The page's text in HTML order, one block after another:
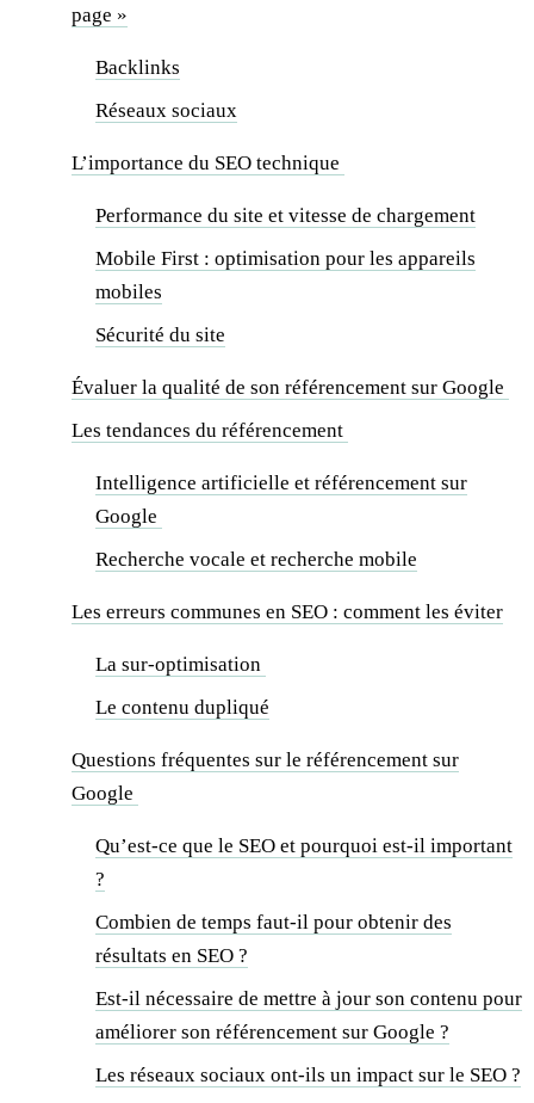
page »
Backlinks
Réseaux sociaux
L’importance du SEO technique
Performance du site et vitesse de chargement
Mobile First : optimisation pour les appareils
mobiles
Sécurité du site
Évaluer la qualité de son référencement sur Google
Les tendances du référencement
Intelligence artificielle et référencement sur
Google
Recherche vocale et recherche mobile
Les erreurs communes en SEO : comment les éviter
La sur-optimisation
Le contenu dupliqué
Questions fréquentes sur le référencement sur
Google
Qu’est-ce que le SEO et pourquoi est-il important
?
Combien de temps faut-il pour obtenir des
résultats en SEO ?
Est-il nécessaire de mettre à jour son contenu pour
améliorer son référencement sur Google ?
Les réseaux sociaux ont-ils un impact sur le SEO ?